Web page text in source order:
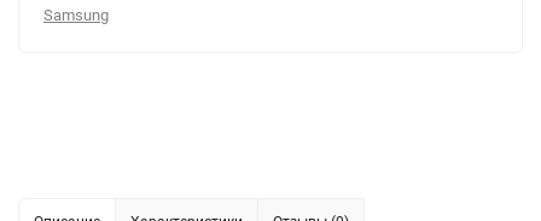
Samsung